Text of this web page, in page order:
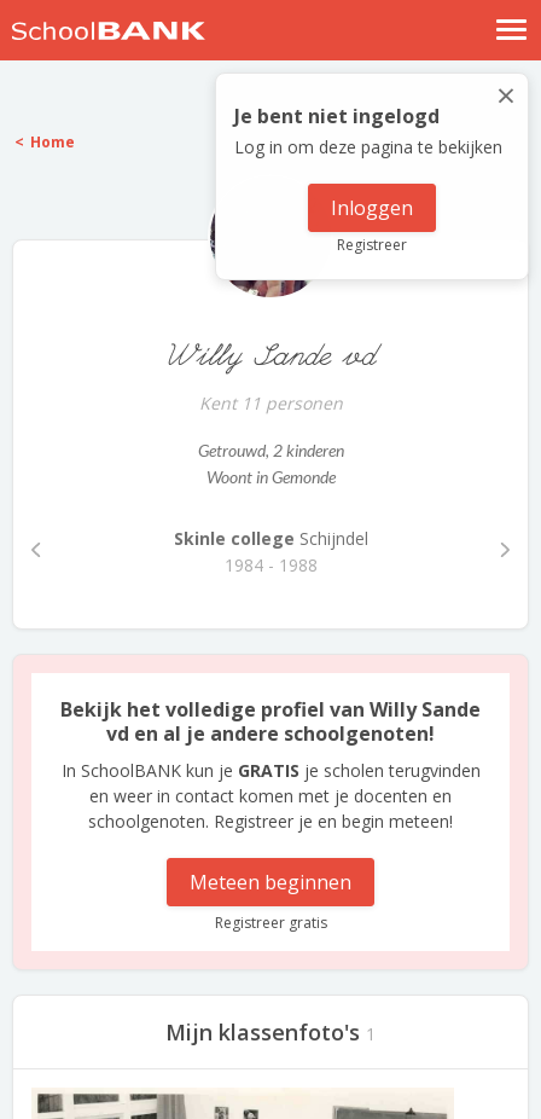
Nostalgische verhalen
Log in
Meld je gratis aan
×
Je bent niet ingelogd
Log in om deze pagina te bekijken
Inloggen
Registreer
Home
Willy Sande vd
Kent 11 personen
Getrouwd, 2 kinderen
Woont in Gemonde
Skinle college Schijndel
1984 - 1988
Bekijk het volledige profiel van Willy Sande
vd en al je andere schoolgenoten!
In SchoolBANK kun je GRATIS je scholen terugvinden
en weer in contact komen met je docenten en
schoolgenoten. Registreer je en begin meteen!
Meteen beginnen
Registreer gratis
Mijn klassenfoto's 1